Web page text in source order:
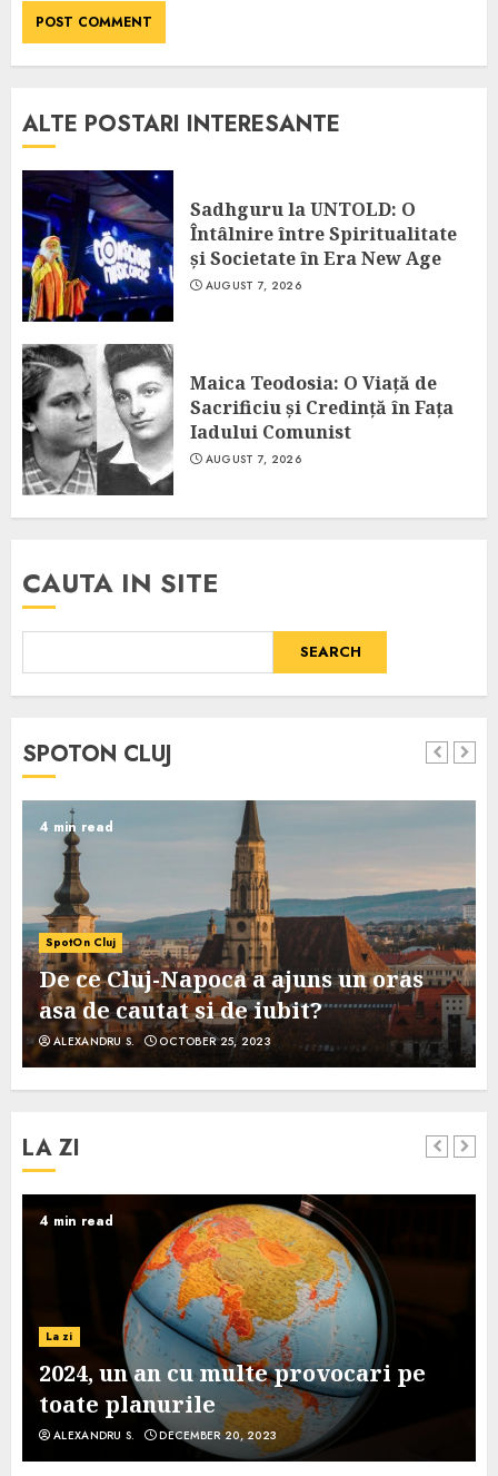
ALTE POSTARI INTERESANTE
Sadhguru la UNTOLD: O
Întâlnire între Spiritualitate
și Societate în Era New Age
AUGUST 7, 2026
Maica Teodosia: O Viață de
Sacrificiu și Credință în Fața
Iadului Comunist
AUGUST 7, 2026
CAUTA IN SITE
SEARCH
SPOTON CLUJ
4 min read
SpotOn Cluj
De ce Cluj-Napoca a ajuns un oras
asa de cautat si de iubit?
ALEXANDRU S. OCTOBER 25, 2023
LA ZI
4 min read
La zi
2024, un an cu multe provocari pe
toate planurile
ALEXANDRU S. DECEMBER 20, 2023